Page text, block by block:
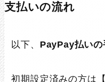
支払いの流れ
以下、 PayPay払いの
初期設定済みの方は【